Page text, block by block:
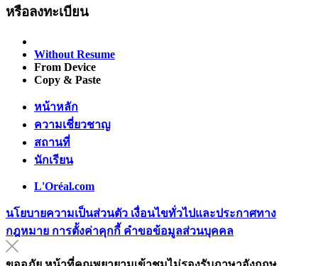
หรือลงทะเบียน
Without Resume
From Device
Copy & Paste
หน้าหลัก
ความเชี่ยวชาญ
สถานที่
นักเรียน
L'Oréal.com
นโยบายความเป็นส่วนตัว เงื่อนไขทั่วไปและประกาศทาง
กฎหมาย การตั้งค่าคุกกี้ คำขอข้อมูลส่วนบุคคล